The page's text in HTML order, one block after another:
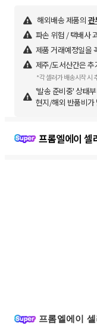
해외배송 제품의 관
파손 위험 / 택배사
제품 거래예정일을
제주/도서산간은 추
*각 셀러가 배송시작 시
'발송 준비중' 상태
현지/해외 반품비가
프롬엘에이 셀
프롬엘에이